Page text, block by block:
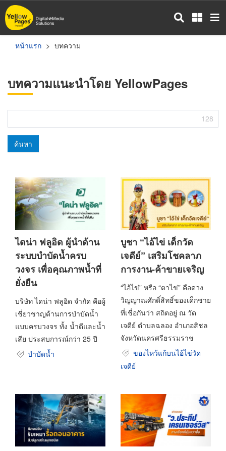
ข้าม
ไป
เนื้อหาหน้าแรก บทความ
บทความแนะนำโดย YellowPages
128
ค้นหา
ไดน่า ฟลูอิด ผู้นำด้าน
ระบบบำบัดน้ำครบ
วงจร เพื่อคุณภาพน้ำที่
ยั่งยืน
บริษัท ไดน่า ฟลูอิด จำกัด คือผู้
เชี่ยวชาญด้านการบำบัดน้ำ
แบบครบวงจร ทั้ง น้ำดีและน้ำ
เสีย ประสบการณ์กว่า 25 ปี
บำบัดน้ำ
บูชา “ไอ้ไข่ เด็กวัด
เจดีย์” เสริมโชคลาภ
การงาน-ค้าขายเจริญ
“ไอ้ไข่” หรือ “ตาไข่” คือดวง
วิญญาณศักดิ์สิทธิ์ของเด็กชาย
ที่เชื่อกันว่า สถิตอยู่ ณ วัด
เจดีย์ ตำบลฉลอง อำเภอสิชล
จังหวัดนครศรีธรรมราช
ของไหว้แก้บนไอ้ไข่วัด
เจดีย์